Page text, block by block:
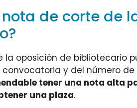
de corte de
la oposición de bibliotecario
y del número de
tener una nota alta
una plaza.